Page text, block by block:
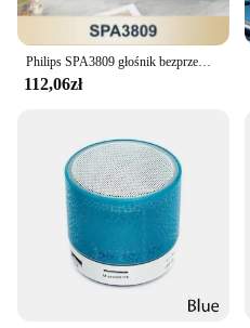
Philips SPA3809 głośnik bezprzewodowy Bluetooth 5.3 mały przenośny pulpit głośnik Subwoofer pokrętło kontroli czasu wyświetlania dźwięku
112,06zł